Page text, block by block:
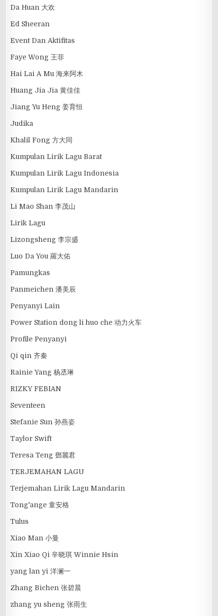
Da Huan 大欢
Ed Sheeran
Event Dan Aktifitas
Faye Wong 王菲
Hai Lai A Mu 海来阿木
Huang Jia Jia 黄佳佳
Jiang Yu Heng 姜育恒
Judika
Khalil Fong 方大同
Kumpulan Lirik Lagu Barat
Kumpulan Lirik Lagu Indonesia
Kumpulan Lirik Lagu Mandarin
Li Mao Shan 李茂山
Lirik Lagu
Lizongsheng 李宗盛
Luo Da You 羅大佑
Pamungkas
Panmeichen 潘美辰
Penyanyi Lain
Power Station dong li huo che 动力火车
Profile Penyanyi
Qi qin 齐秦
Rainie Yang 杨丞琳
RIZKY FEBIAN
Seventeen
Stefanie Sun 孙燕姿
Taylor Swift
Teresa Teng 鄧麗君
TERJEMAHAN LAGU
Terjemahan Lirik Lagu Mandarin
Tong'ange 童安格
Tulus
Xiao Man 小曼
Xin Xiao Qi 辛晓琪 Winnie Hsin
yang lan yi 洋澜一
Zhang Bichen 张碧晨
zhang yu sheng 张雨生